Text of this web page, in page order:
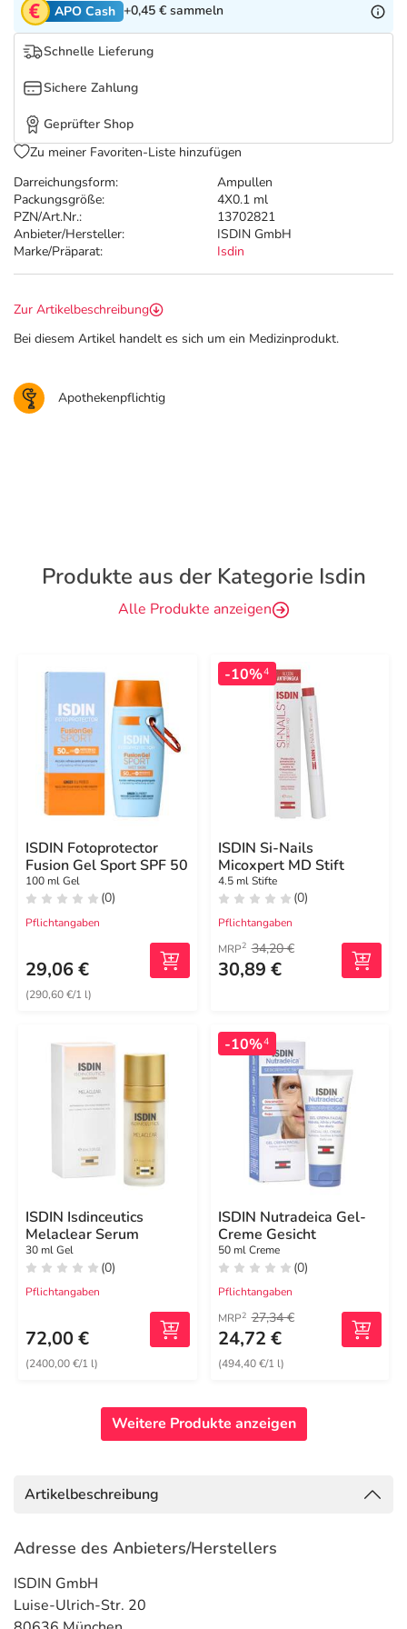
Tierapotheke
Marken
Salus Deals
Darreichungsform:
Ampullen
Packungsgröße:
4X0.1 ml
PZN/Art.Nr.:
13702821
Anbieter/Hersteller:
ISDIN GmbH
Marke/Präparat:
Isdin
APO Cash +0,45 € sammeln
Schnelle Lieferung
Sichere Zahlung
Geprüfter Shop
Zu meiner Favoriten-Liste hinzufügen
Zur Artikelbeschreibung
Bei diesem Artikel handelt es sich um ein Medizinprodukt.
Apothekenpflichtig
Produkte aus der Kategorie Isdin
Alle Produkte anzeigen
ISDIN Fotoprotector
Fusion Gel Sport SPF 50
100 ml Gel
(0)
Pflichtangaben
29,06 €
(290,60 €/1 l)
-10%4
ISDIN Si-Nails
Micoxpert MD Stift
4.5 ml Stifte
(0)
Pflichtangaben
MRP2 34,20 €
30,89 €
ISDIN Isdinceutics
Melaclear Serum
30 ml Gel
(0)
Pflichtangaben
72,00 €
(2400,00 €/1 l)
-10%4
ISDIN Nutradeica Gel-
Creme Gesicht
50 ml Creme
(0)
Pflichtangaben
MRP2 27,34 €
24,72 €
(494,40 €/1 l)
Weitere Produkte anzeigen
Artikelbeschreibung
Adresse des Anbieters/Herstellers
ISDIN GmbH
Luise-Ulrich-Str. 20